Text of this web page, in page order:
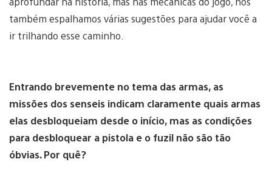
também espalhamos várias sugestões para ajudar você a
ir trilhando esse caminho.
Entrando brevemente no tema das armas, as
missões dos senseis indicam claramente quais armas
elas desbloqueiam desde o início, mas as condições
para desbloquear a pistola e o fuzil não são tão
óbvias. Por quê?